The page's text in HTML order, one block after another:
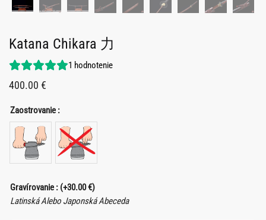
Katana Chikara 力
1 hodnotenie
400.00 €
Zaostrovanie :
Gravírovanie : (+30.00€)
Latinská Alebo Japonská Abeceda